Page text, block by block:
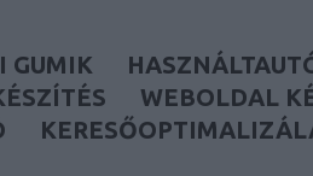
GUMIK
WEBOLDAL